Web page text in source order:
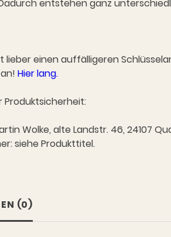
entstehen ganz
lieber einen auffälligeren
Hier lang.
Produktsicherheit:
Wolke, alte Landstr. 46, 24107
siehe Produkttitel.
(0)